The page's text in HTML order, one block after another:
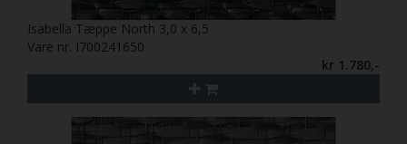
Isabella Tæppe North 3,0 x 6,5
Vare nr. I700241650
kr 1.780,-